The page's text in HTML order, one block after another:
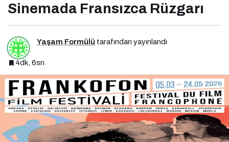
Sinemada Fransızca Rüzgarı
Yaşam Formülü tarafından yayınlandı
4dk, 6sn